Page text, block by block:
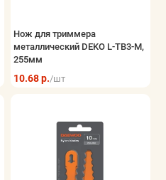
Нож для триммера
металлический DEKO L-TB3-M,
255мм
10.68 р./шт